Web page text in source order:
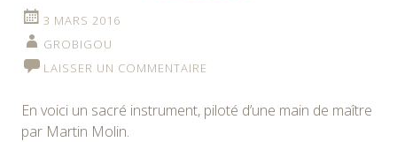
3 MARS 2016
GROBIGOU
LAISSER UN COMMENTAIRE
En voici un sacré instrument, piloté d’une main de maître
par Martin Molin.